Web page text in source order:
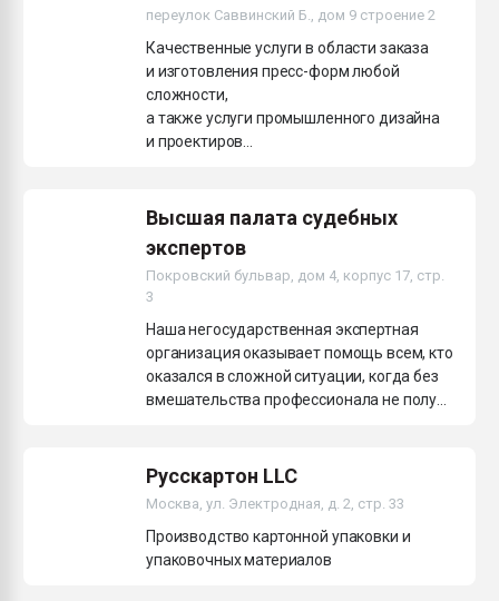
переулок Саввинский Б., дом 9 строение 2
Качественные услуги в области заказа
и изготовления пресс-форм любой
сложности,
а также услуги промышленного дизайна
и проектиров...
Высшая палата судебных
экспертов
Покровский бульвар, дом 4, корпус 17, стр.
3
Наша негосударственная экспертная
организация оказывает помощь всем, кто
оказался в сложной ситуации, когда без
вмешательства профессионала не полу...
Русскартон LLC
Москва, ул. Электродная, д. 2, стр. 33
Производство картонной упаковки и
упаковочных материалов